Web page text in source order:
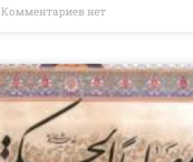
Комментариев нет